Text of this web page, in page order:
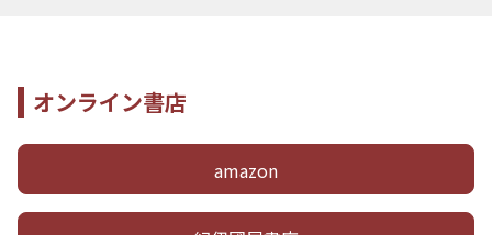
オンライン書店
amazon